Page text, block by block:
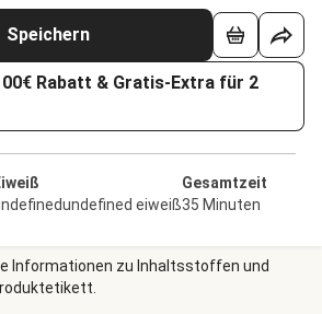
Speichern
Rabatt & Gratis-Extra für 2
eiweiß
Gesamtzeit
35 Minuten
Informationen zu Inhaltsstoffen und